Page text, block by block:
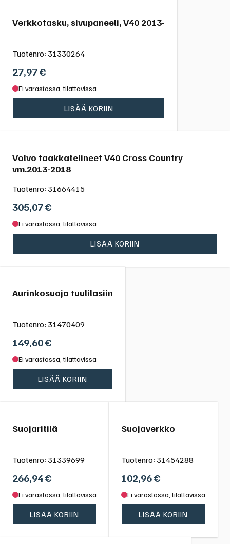
Verkkotasku, sivupaneeli, V40 2013-
Tuotenro: 31330264
27,97€
Ei varastossa, tilattavissa
LISÄÄ KORIIN
Volvo taakkatelineet V40 Cross Country
vm.2013-2018
Tuotenro: 31664415
305,07€
Ei varastossa, tilattavissa
LISÄÄ KORIIN
Aurinkosuoja tuulilasiin
Tuotenro: 31470409
149,60€
Ei varastossa, tilattavissa
LISÄÄ KORIIN
Suojaritilä
Tuotenro: 31339699
266,94€
Ei varastossa, tilattavissa
LISÄÄ KORIIN
Suojaverkko
Tuotenro: 31454288
102,96€
Ei varastossa, tilattavissa
LISÄÄ KORIIN